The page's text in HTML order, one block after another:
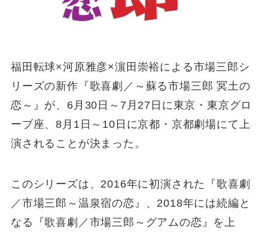
福⽥転球×河原雅彦×濵⽥崇裕による市場三郎シ
リーズの新作『歌喜劇／～蘇る市場三郎 冥⼟の
恋～』が、6⽉30日～7⽉27日に東京・東京グロ
ーブ座、8⽉1日～10日に京都・京都劇場にて上
演されることが決まった。
このシリーズは、2016年に初演された『歌喜劇
／市場三郎～温泉宿の恋』、2018年には続編と
なる『歌喜劇／市場三郎～グアムの恋』を上